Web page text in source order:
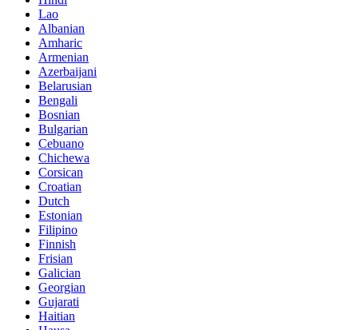
Lao
Albanian
Amharic
Armenian
Azerbaijani
Belarusian
Bengali
Bosnian
Bulgarian
Cebuano
Chichewa
Corsican
Croatian
Dutch
Estonian
Filipino
Finnish
Frisian
Galician
Georgian
Gujarati
Haitian